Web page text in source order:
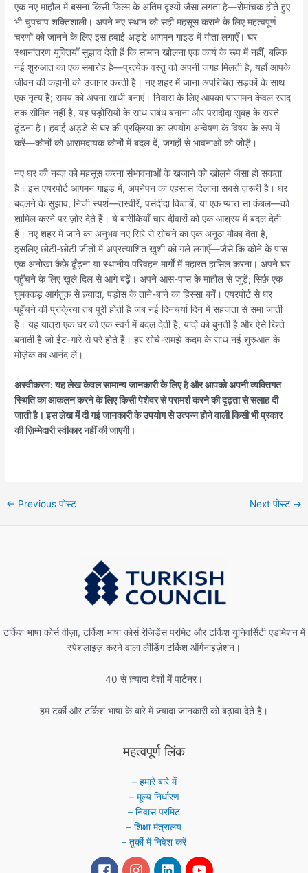
एक नए माहौल में बसना किसी फिल्म के अंतिम दृश्यों जैसा लगता है—रोमांचक होते हुए
भी चुपचाप शक्तिशाली। अपने नए स्थान को सही महसूस कराने के लिए महत्वपूर्ण
चरणों को जानने के लिए इस हवाई अड्डे आगमन गाइड में गोता लगाएँ। घर
स्थानांतरण युक्तियाँ सुझाव देती हैं कि सामान खोलना एक कार्य के रूप में नहीं, बल्कि
नई शुरुआत का एक समारोह है—प्रत्येक वस्तु को अपनी जगह मिलती है, यहाँ आपके
जीवन की कहानी को उजागर करती है। नए शहर में जाना अपरिचित सड़कों के साथ
एक नृत्य है; समय को अपना साथी बनाएं। निवास के लिए आपका पारगमन केवल रसद
तक सीमित नहीं है, यह पड़ोसियों के साथ संबंध बनाना और पसंदीदा सुबह के रास्ते
ढूंढना है। हवाई अड्डे से घर की प्रक्रिया का उपयोग अन्वेषण के विषय के रूप में
करें—कोनों को आरामदायक कोनों में बदल दें, जगहों से भावनाओं को जोड़ें।
नए घर की नब्ज़ को महसूस करना संभावनाओं के खजाने को खोलने जैसा हो सकता
है। इस एयरपोर्ट आगमन गाइड में, अपनेपन का एहसास दिलाना सबसे ज़रूरी है। घर
बदलने के सुझाव, निजी स्पर्श—तस्वीरें, पसंदीदा किताबें, या एक प्यारा सा कंबल—को
शामिल करने पर ज़ोर देते हैं। ये बारीकियाँ चार दीवारों को एक आश्रय में बदल देती
हैं। नए शहर में जाने का अनुभव नए सिरे से सोचने का एक अनूठा मौका देता है,
इसलिए छोटी-छोटी जीतों में अप्रत्याशित खुशी को गले लगाएँ—जैसे कि कोने के पास
एक अनोखा कैफ़े ढूँढ़ना या स्थानीय परिवहन मार्गों में महारत हासिल करना। अपने घर
पहुँचने के लिए खुले दिल से आगे बढ़ें। अपने आस-पास के माहौल से जुड़ें; सिर्फ़ एक
घुमक्कड़ आगंतुक से ज़्यादा, पड़ोस के ताने-बाने का हिस्सा बनें। एयरपोर्ट से घर
पहुँचने की प्रक्रिया तब पूरी होती है जब नई दिनचर्या दिन में सहजता से समा जाती
है। यह यात्रा एक घर को एक स्वर्ग में बदल देती है, यादों को बुनती है और ऐसे रिश्ते
बनाती है जो ईंट-गारे से परे होते हैं। हर सोचे-समझे कदम के साथ नई शुरुआत के
मोज़ेक का आनंद लें।
अस्वीकरण: यह लेख केवल सामान्य जानकारी के लिए है और आपको अपनी व्यक्तिगत
स्थिति का आकलन करने के लिए किसी पेशेवर से परामर्श करने की दृढ़ता से सलाह दी
जाती है। इस लेख में दी गई जानकारी के उपयोग से उत्पन्न होने वाली किसी भी प्रकार
की ज़िम्मेदारी स्वीकार नहीं की जाएगी।
← Previous पोस्ट Next पोस्ट →
टर्किश भाषा कोर्स वीज़ा, टर्किश भाषा कोर्स रेजिडेंस परमिट और टर्किश यूनिवर्सिटी एडमिशन में
स्पेशलाइज़ करने वाला लीडिंग टर्किश ऑर्गनाइज़ेशन।
40 से ज़्यादा देशों में पार्टनर।
हम टर्की और टर्किश भाषा के बारे में ज़्यादा जानकारी को बढ़ावा देते हैं।
महत्वपूर्ण लिंक
– हमारे बारे में
– मूल्य निर्धारण
– निवास परमिट
– शिक्षा मंत्रालय
– तुर्की में निवेश करें